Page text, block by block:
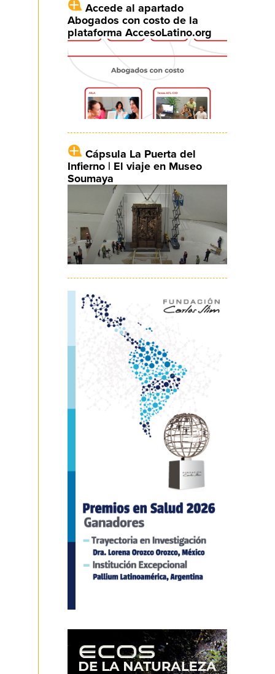
Accede al apartado
Abogados con costo de la
plataforma AccesoLatino.org
Cápsula La Puerta del
Infierno | El viaje en Museo
Soumaya